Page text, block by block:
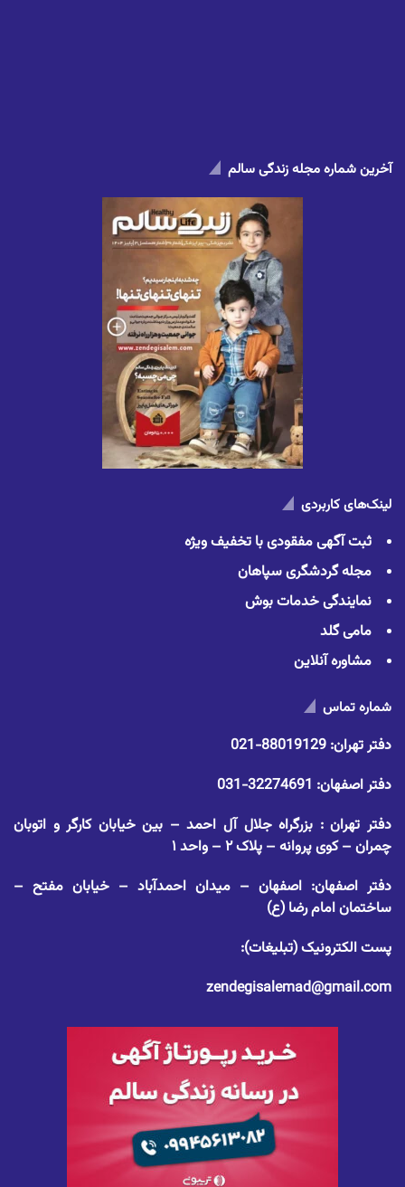
آخرین شماره مجله زندگی سالم
لینک‌های کاربردی
ثبت آگهی مفقودی با تخفیف ویژه
مجله گردشگری سپاهان
نمایندگی خدمات بوش
مامی گلد
مشاوره آنلاین
شماره تماس
دفتر تهران: 88019129-021
دفتر اصفهان: 32274691-031
دفتر تهران : بزرگراه جلال آل احمد – بین خیابان کارگر و اتوبان
چمران – کوی پروانه – پلاک ۲ – واحد ۱
دفتر اصفهان: اصفهان – میدان احمدآباد – خیابان مفتح –
ساختمان امام رضا (ع)
پست الکترونیک (تبلیغات):
zendegisalemad@gmail.com